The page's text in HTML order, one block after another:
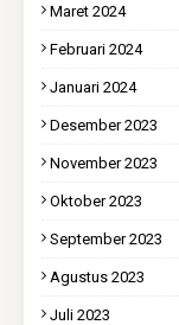
Maret 2024
Februari 2024
Januari 2024
Desember 2023
November 2023
Oktober 2023
September 2023
Agustus 2023
Juli 2023